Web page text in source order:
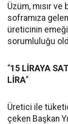
Üzüm, mısır
soframıza
üreticinin
sorumluluğu
“15 LİRAYA
LİRA”
Üretici ile
çeken Başkan